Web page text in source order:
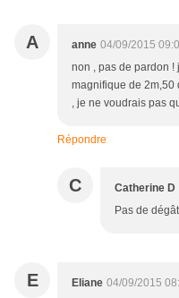
A anne 04/09/2015
non , pas de pardon !
magnifique de 2m,50
, je ne voudrais pas
Répondre
C Catherine D
Pas de
E Eliane 04/09/2015